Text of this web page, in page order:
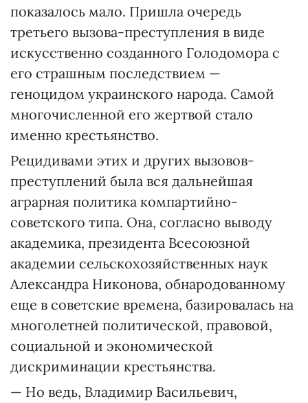
показалось мало. Пришла очередь
третьего вызова-преступления в виде
искусственно созданного Голодомора с
его страшным последствием —
геноцидом украинского народа. Самой
многочисленной его жертвой стало
именно крестьянство.
Рецидивами этих и других вызовов-
преступлений была вся дальнейшая
аграрная политика компартийно-
советского типа. Она, согласно выводу
академика, президента Всесоюзной
академии сельскохозяйственных наук
Александра Никонова, обнародованному
еще в советские времена, базировалась на
многолетней политической, правовой,
социальной и экономической
дискриминации крестьянства.
— Но ведь, Владимир Васильевич,